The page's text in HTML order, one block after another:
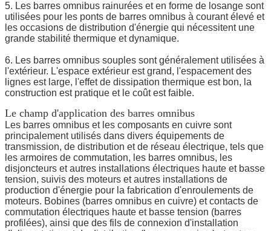
5. Les barres omnibus rainurées et en forme de losange sont
utilisées pour les ponts de barres omnibus à courant élevé et
les occasions de distribution d'énergie qui nécessitent une
grande stabilité thermique et dynamique.
6. Les barres omnibus souples sont généralement utilisées à
l'extérieur. L'espace extérieur est grand, l'espacement des
lignes est large, l'effet de dissipation thermique est bon, la
construction est pratique et le coût est faible.
Le champ d'application des barres omnibus
Les barres omnibus et les composants en cuivre sont
principalement utilisés dans divers équipements de
transmission, de distribution et de réseau électrique, tels que
les armoires de commutation, les barres omnibus, les
disjoncteurs et autres installations électriques haute et basse
tension, suivis des moteurs et autres installations de
production d'énergie pour la fabrication d'enroulements de
moteurs. Bobines (barres omnibus en cuivre) et contacts de
commutation électriques haute et basse tension (barres
profilées), ainsi que des fils de connexion d'installation